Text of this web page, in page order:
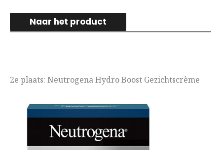
Naar het product
2e plaats: Neutrogena Hydro Boost Gezichtscrème